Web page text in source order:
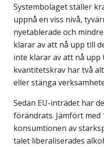
Systembolaget ställer
uppnå en viss nivå,
nyetablerade och
klarar av att nå upp till
inte klarar av att nå upp
kvantitetskrav har två
eller stänga
Sedan EU-inträdet har
förändrats. Jämfört med
konsumtionen av
talet liberaliserades